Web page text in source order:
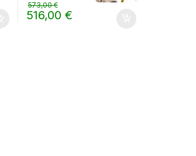
516,00 €
573,00€